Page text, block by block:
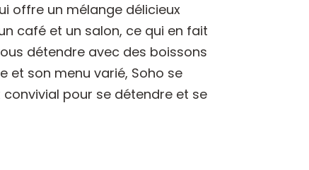
offre un mélange délicieux
café et un salon, ce qui en fait
détendre avec des boissons
et son menu varié, Soho se
pour se détendre et se